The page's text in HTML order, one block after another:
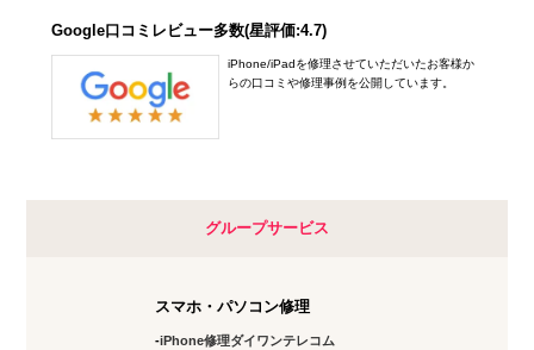
Google口コミレビュー多数(星評価:4.7)
iPhone/iPadを修理させていただいたお客様か
らの口コミや修理事例を公開しています。
グループサービス
スマホ・パソコン修理
iPhone修理ダイワンテレコム